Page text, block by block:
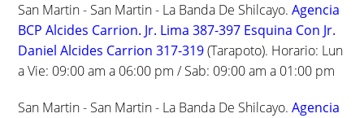
San Martin - San Martin - La Banda De Shilcayo.Agencia
BCP Alcides Carrion. Jr. Lima 387-397 Esquina Con Jr.
Daniel Alcides Carrion 317-319(Tarapoto). Horario: Lun
a Vie: 09:00 am a 06:00 pm / Sab: 09:00 am a 01:00 pm
San Martin - San Martin - La Banda De Shilcayo.Agencia